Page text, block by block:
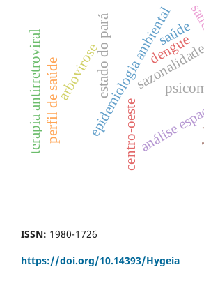
epidemiologia ambiental
estado do pará
análise
arbovirose
centro-oeste
perfil de saúde
terapia antirretroviral dengue
saúde
ISSN: 1980-1726
https://doi.org/10.14393/Hygeia